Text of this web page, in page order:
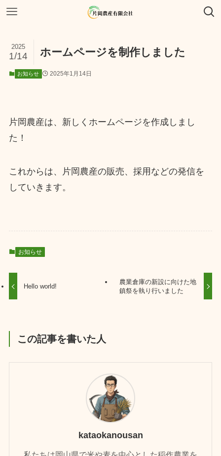
ホームページを制作しました
2025
1/14
お知らせ 2025年1月14日
片岡農産は、新しくホームページを作成しまし
た！
これからは、片岡農産の販売、採用などの発信を
していきます。
お知らせ
Hello world!
農業倉庫の新設に向けた地
鎮祭を執り行いました
この記事を書いた人
kataokanousan